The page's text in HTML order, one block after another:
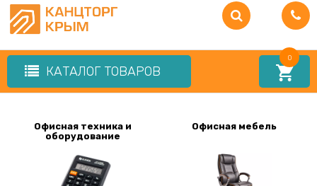
КАТАЛОГ ТОВАРОВ
0
Офисная техника и
оборудование
Офисная мебель